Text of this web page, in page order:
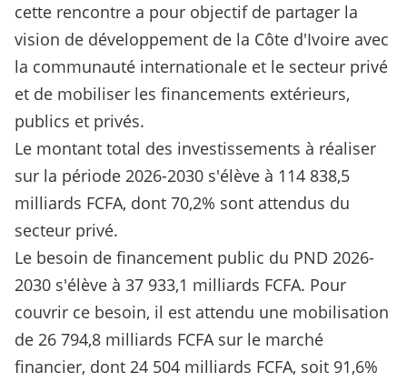
cette rencontre a pour objectif de partager la
vision de développement de la Côte d'Ivoire avec
la communauté internationale et le secteur privé
et de mobiliser les financements extérieurs,
publics et privés.
Le montant total des investissements à réaliser
sur la période 2026-2030 s'élève à 114 838,5
milliards FCFA, dont 70,2% sont attendus du
secteur privé.
Le besoin de financement public du PND 2026-
2030 s'élève à 37 933,1 milliards FCFA. Pour
couvrir ce besoin, il est attendu une mobilisation
de 26 794,8 milliards FCFA sur le marché
financier, dont 24 504 milliards FCFA, soit 91,6%